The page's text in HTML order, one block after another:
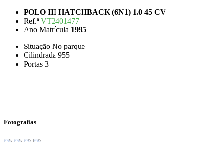
POLO III HATCHBACK (6N1) 1.0 45 CV
Ref.ªVT2401477
Ano Matrícula 1995
Situação No parque
Cilindrada 955
Portas 3
Fotografias